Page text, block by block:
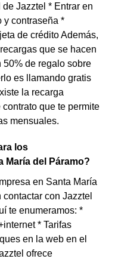
Jazztel * Entrar en
y contraseña *
de crédito Además,
que se hacen
de regalo sobre
es llamando gratis
la recarga
que te permite
mensuales.
los
María del Páramo?
en Santa María
con Jazztel
te enumeramos: *
* Tarifas
en la web en el
ofrece